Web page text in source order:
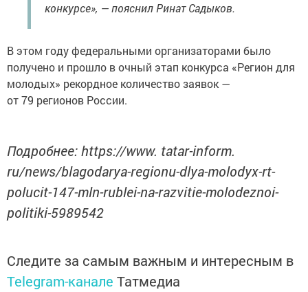
конкурсе», — пояснил Ринат Садыков.
В этом году федеральными организаторами было
получено и прошло в очный этап конкурса «Регион для
молодых» рекордное количество заявок —
от 79 регионов России.
Подробнее: https://www. tatar-inform.
ru/news/blagodarya-regionu-dlya-molodyx-rt-
polucit-147-mln-rublei-na-razvitie-molodeznoi-
politiki-5989542
Следите за самым важным и интересным в
Telegram-канале Татмедиа